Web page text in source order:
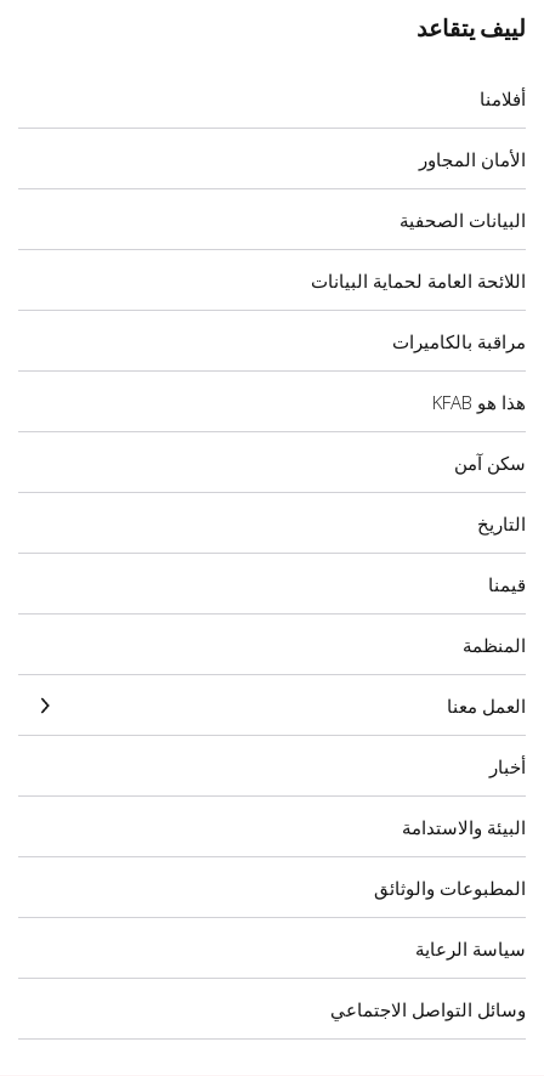
لييف يتقاعد
أفلامنا
الأمان المجاور
البيانات الصحفية
اللائحة العامة لحماية البيانات
مراقبة بالكاميرات
هذا هو KFAB
سكن آمن
التاريخ
قيمنا
المنظمة
العمل معنا
أخبار
البيئة والاستدامة
المطبوعات والوثائق
سياسة الرعاية
وسائل التواصل الاجتماعي